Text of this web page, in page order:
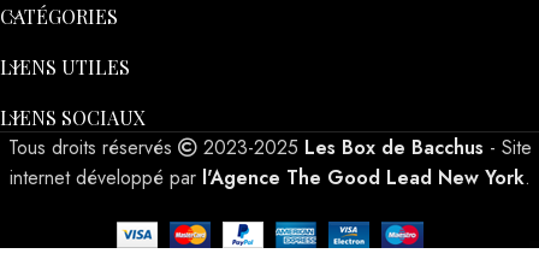
CATÉGORIES
LIENS UTILES
LIENS SOCIAUX
Tous droits réservés 2023-2025 Les Box de Bacchus - Site
internet développé par l'Agence The Good Lead New York.